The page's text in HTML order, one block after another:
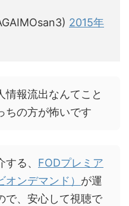
2015年
情報流出なんてこと
ちの方が怖いです
る、 FODプレミア
オンデマンド） が運
で、安心して視聴で